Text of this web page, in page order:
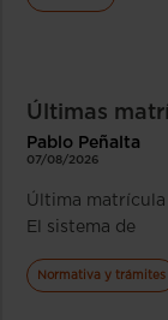
Últimas
Pablo Peñalta
07/08/2026
Última matrícula
El sistema de
Normativa y trámites